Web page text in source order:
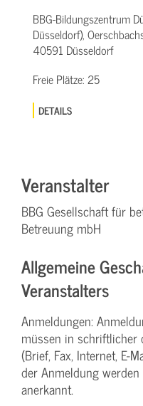
BBG-Bildungszentrum
Düsseldorf),
40591 Düsseldorf
Freie Plätze:25
DETAILS
Veranstalter
BBG Gesellschaft für
Betreuung mbH
Allgemeine
Veranstalters
Anmeldungen:
müssen in schriftlicher
(Brief, Fax, Internet, E-
der Anmeldung
anerkannt.